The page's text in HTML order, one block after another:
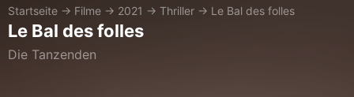
Startseite → Filme → 2021 → Thriller → Le Bal des folles
Le Bal des folles
Die Tanzenden